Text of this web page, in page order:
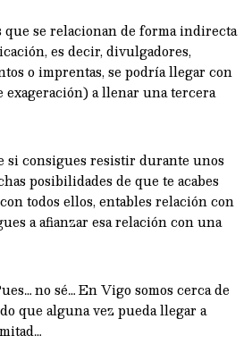
que se relacionan de forma indirecta
es decir, divulgadores,
o imprentas, se podría llegar con
a llenar una tercera
si consigues resistir durante unos
posibilidades de que te acabes
todos ellos, entables relación con
a afianzar esa relación con una
no sé… En Vigo somos cerca de
que alguna vez pueda llegar a